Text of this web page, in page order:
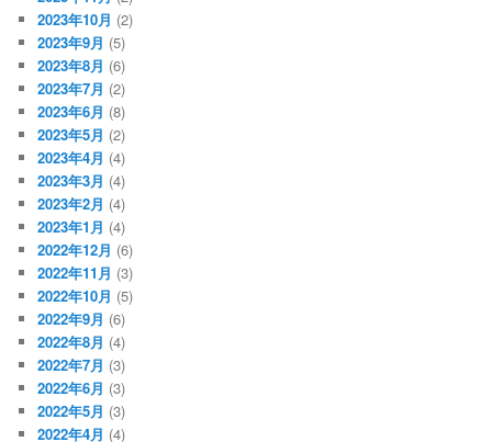
2023年10月 (2)
2023年9月 (5)
2023年8月 (6)
2023年7月 (2)
2023年6月 (8)
2023年5月 (2)
2023年4月 (4)
2023年3月 (4)
2023年2月 (4)
2023年1月 (4)
2022年12月 (6)
2022年11月 (3)
2022年10月 (5)
2022年9月 (6)
2022年8月 (4)
2022年7月 (3)
2022年6月 (3)
2022年5月 (3)
2022年4月 (4)